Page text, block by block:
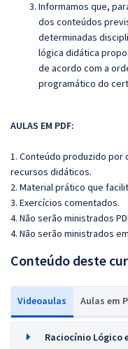
Informamos que,
dos conteúdos
determinadas
lógica didática
de acordo com a
programático do
AULAS EM PDF:
1. Conteúdo produzido por
recursos didáticos.
2. Material prático que
3. Exercícios comentados.
4. Não serão ministrados
4. Não serão ministrados
Conteúdo deste
Videoaulas Aulas em
Raciocínio Lógico